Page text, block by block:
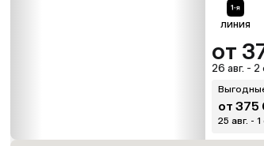
линия
от
26 авг. - 2
от 375
25 авг. - 1